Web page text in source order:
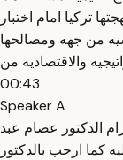
تركيا امام اختبار
من جهه ومصالحها
والاقتصاديه من
00:43
Speaker A
الدكتور عصام عبد
كما ارحب بالدكتور